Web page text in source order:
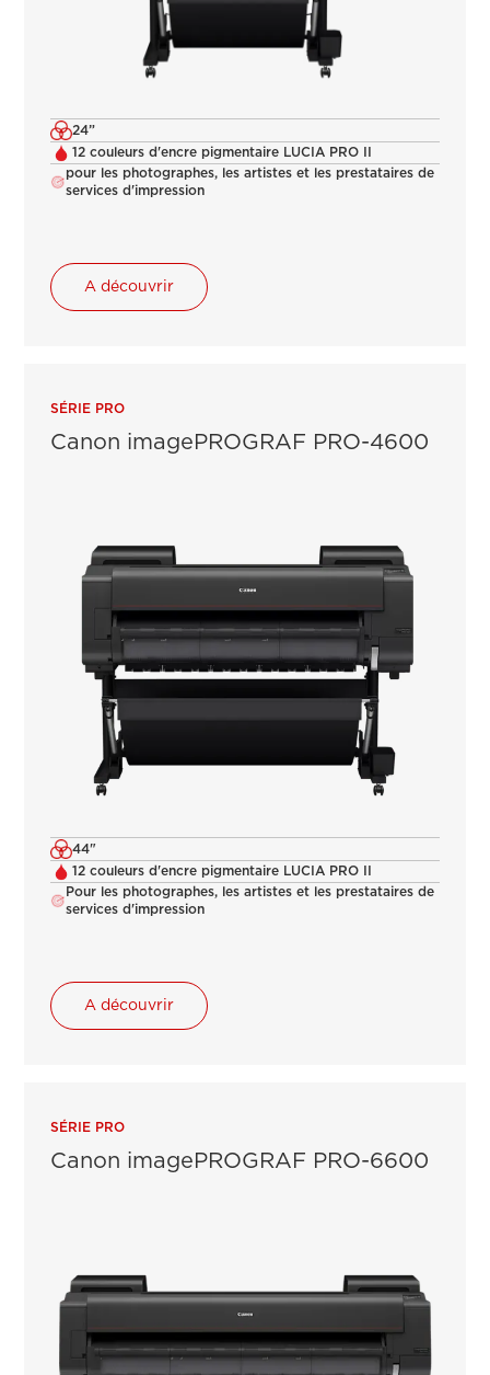
24”
12 couleurs d'encre pigmentaire LUCIA PRO II
pour les photographes, les artistes et les prestataires de
services d'impression
A découvrir
SÉRIE PRO
Canon imagePROGRAF PRO-4600
44"
12 couleurs d'encre pigmentaire LUCIA PRO II
Pour les photographes, les artistes et les prestataires de
services d'impression
A découvrir
SÉRIE PRO
Canon imagePROGRAF PRO-6600